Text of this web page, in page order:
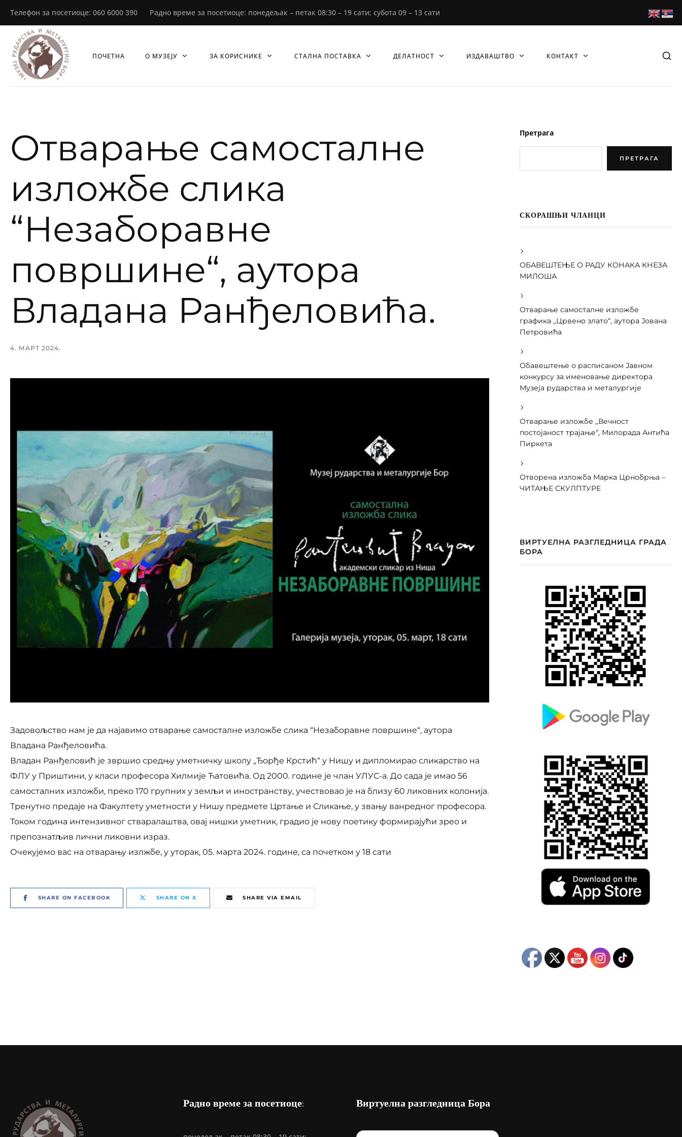
Телефон за посетиоце: 060 6000 390 Радно време за посетиоце: понедељак – петак 08:30 – 19 сати; субота 09 – 13 сати
ПОЧЕТНА О МУЗЕЈУ ЗА КОРИСНИКЕ СТАЛНА ПОСТАВКА ДЕЛАТНОСТ ИЗДАВАШТВО КОНТАКТ
Oтварање самосталне
изложбе слика
“Незаборавне
површине“, аутора
Владана Ранђеловића.
4. МАРТ 2024.
Задовољство нам је да најавимо отварање самосталне изложбе слика “Незаборавне површине“, аутора
Владана Ранђеловића.
Владан Ранђеловић је звршио средњу уметничку школу ,,Ђорђе Крстић“ у Нишу и дипломирао сликарство на
ФЛУ у Приштини, у класи професора Хилмије Ћатовића. Од 2000. године је члан УЛУС-а. До сада је имао 56
самосталних изложби, преко 170 групних у земљи и иностранству, учествовао је на близу 60 ликовних колонија.
Тренутно предаје на Факултету уметности у Нишу предмете Цртање и Сликање, у звању ванредног професора.
Током година интензивног стваралаштва, овај нишки уметник, градио је нову поетику формирајући зрео и
препознатљив лични ликовни израз.
Очекујемо вас на отварању излжбе, у уторак, 05. марта 2024. године, са почетком у 18 сати
SHARE ON FACEBOOK SHARE ON X SHARE VIA EMAIL
Претрага
ПРЕТРАГА
СКОРАШЊИ ЧЛАНЦИ
ОБАВЕШТЕЊЕ О РАДУ КОНАКА КНЕЗА
МИЛОША
Отварање самосталне изложбе
графика ,,Црвено злато“, аутора Јована
Петровића
Обавештење о расписаном Јавном
конкурсу за именовање директора
Музеја рударства и металургије
Отварање изложбе ,,Вечност
постојаност трајање“, Милорада Антића
Пиркета
Отворена изложба Марка Црнобрња –
ЧИТАЊЕ СКУЛПТУРЕ
ВИРТУЕЛНА РАЗГЛЕДНИЦА ГРАДА
БОРА
Радно време за посетиоце: Виртуелна разгледница Бора